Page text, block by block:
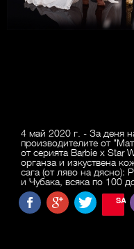
4 май 2020 г. - За деня
производителите от
от серията Barbie x Star
органза и изкуствена
сага (от ляво на дясно):
и Чубака, всяка по 100
SAVE